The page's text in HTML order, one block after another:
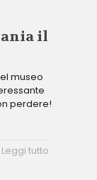
il
museo
perdere!
Leggi tutto